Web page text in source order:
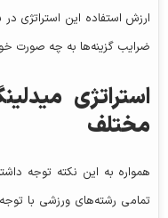
ارزش استفاده این استراتژی
ضرایب گزینه‌ها به چه صورت
استراتژی
مختلف
همواره به این نکته توجه
تمامی رشته‌های ورزشی با